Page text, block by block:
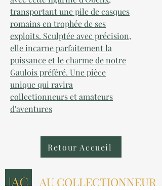
transportant une pile de casques
romains en trophée de ses
exploits. Sculptée avec précision,
elle incarne parfaitement la
puissance et le charme de notre
Gaulois préféré. Une pièce
unique qui ravira
collectionneurs et amateurs
d'aventures
Retour Accueil
AU COLLECTIONNEUR